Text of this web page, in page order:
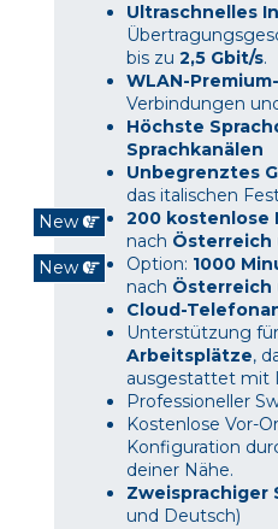
Ultraschnelles
bis zu 2,5 Gbit/s.
WLAN-
Verbindungen
Höchste
Sprachkanälen
Unbegrenztes
das italischen
New
200 kostenlose
nach Österreich
New
Option: 1000
nach Österreich
Cloud-
Unterstützung
Arbeitsplätze,
ausgestattet mit
Professioneller
Kostenlose Vor-
Konfiguration
deiner Nähe.
Zweisprachiger
und Deutsch)